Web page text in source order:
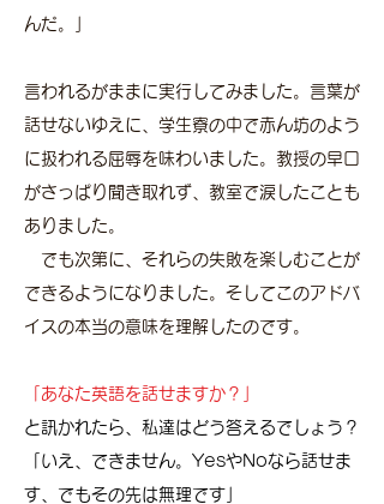
んだ。」
言われるがままに実行してみました。言葉が
話せないゆえに、学生寮の中で赤ん坊のよう
に扱われる屈辱を味わいました。教授の早口
がさっぱり聞き取れず、教室で涙したことも
ありました。
でも次第に、それらの失敗を楽しむことが
できるようになりました。そしてこのアドバ
イスの本当の意味を理解したのです。
「あなた英語を話せますか？」
と訊かれたら、私達はどう答えるでしょう？
「いえ、できません。YesやNoなら話せま
す、でもその先は無理です」